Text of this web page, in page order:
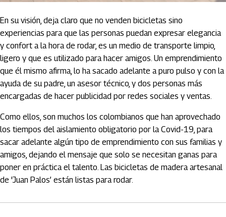
En su visión, deja claro que no venden bicicletas sino
experiencias para que las personas puedan expresar elegancia
y confort a la hora de rodar, es un medio de transporte limpio,
ligero y que es utilizado para hacer amigos. Un emprendimiento
que él mismo afirma, lo ha sacado adelante a puro pulso y con la
ayuda de su padre, un asesor técnico, y dos personas más
encargadas de hacer publicidad por redes sociales y ventas.
Como ellos, son muchos los colombianos que han aprovechado
los tiempos del aislamiento obligatorio por la Covid-19, para
sacar adelante algún tipo de emprendimiento con sus familias y
amigos, dejando el mensaje que solo se necesitan ganas para
poner en práctica el talento. Las bicicletas de madera artesanal
de 'Juan Palos’ están listas para rodar.